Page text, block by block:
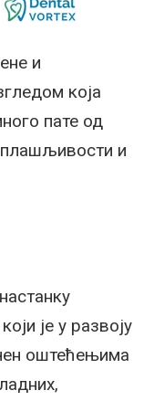
и
која
пате од
и
је у развоју
оштећењима